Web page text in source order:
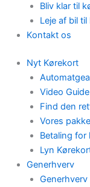
Bliv klar til
Leje af bil
Kontakt os
Nyt Kørekort
Video Guide
Find den
Vores
Betaling for
Lyn
Generhverv